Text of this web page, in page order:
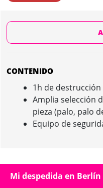
CONTENIDO
1h de
Amplia selección
pieza (palo, palo
Equipo de
CRASH ROOM IN
Mi despedida en Berlín